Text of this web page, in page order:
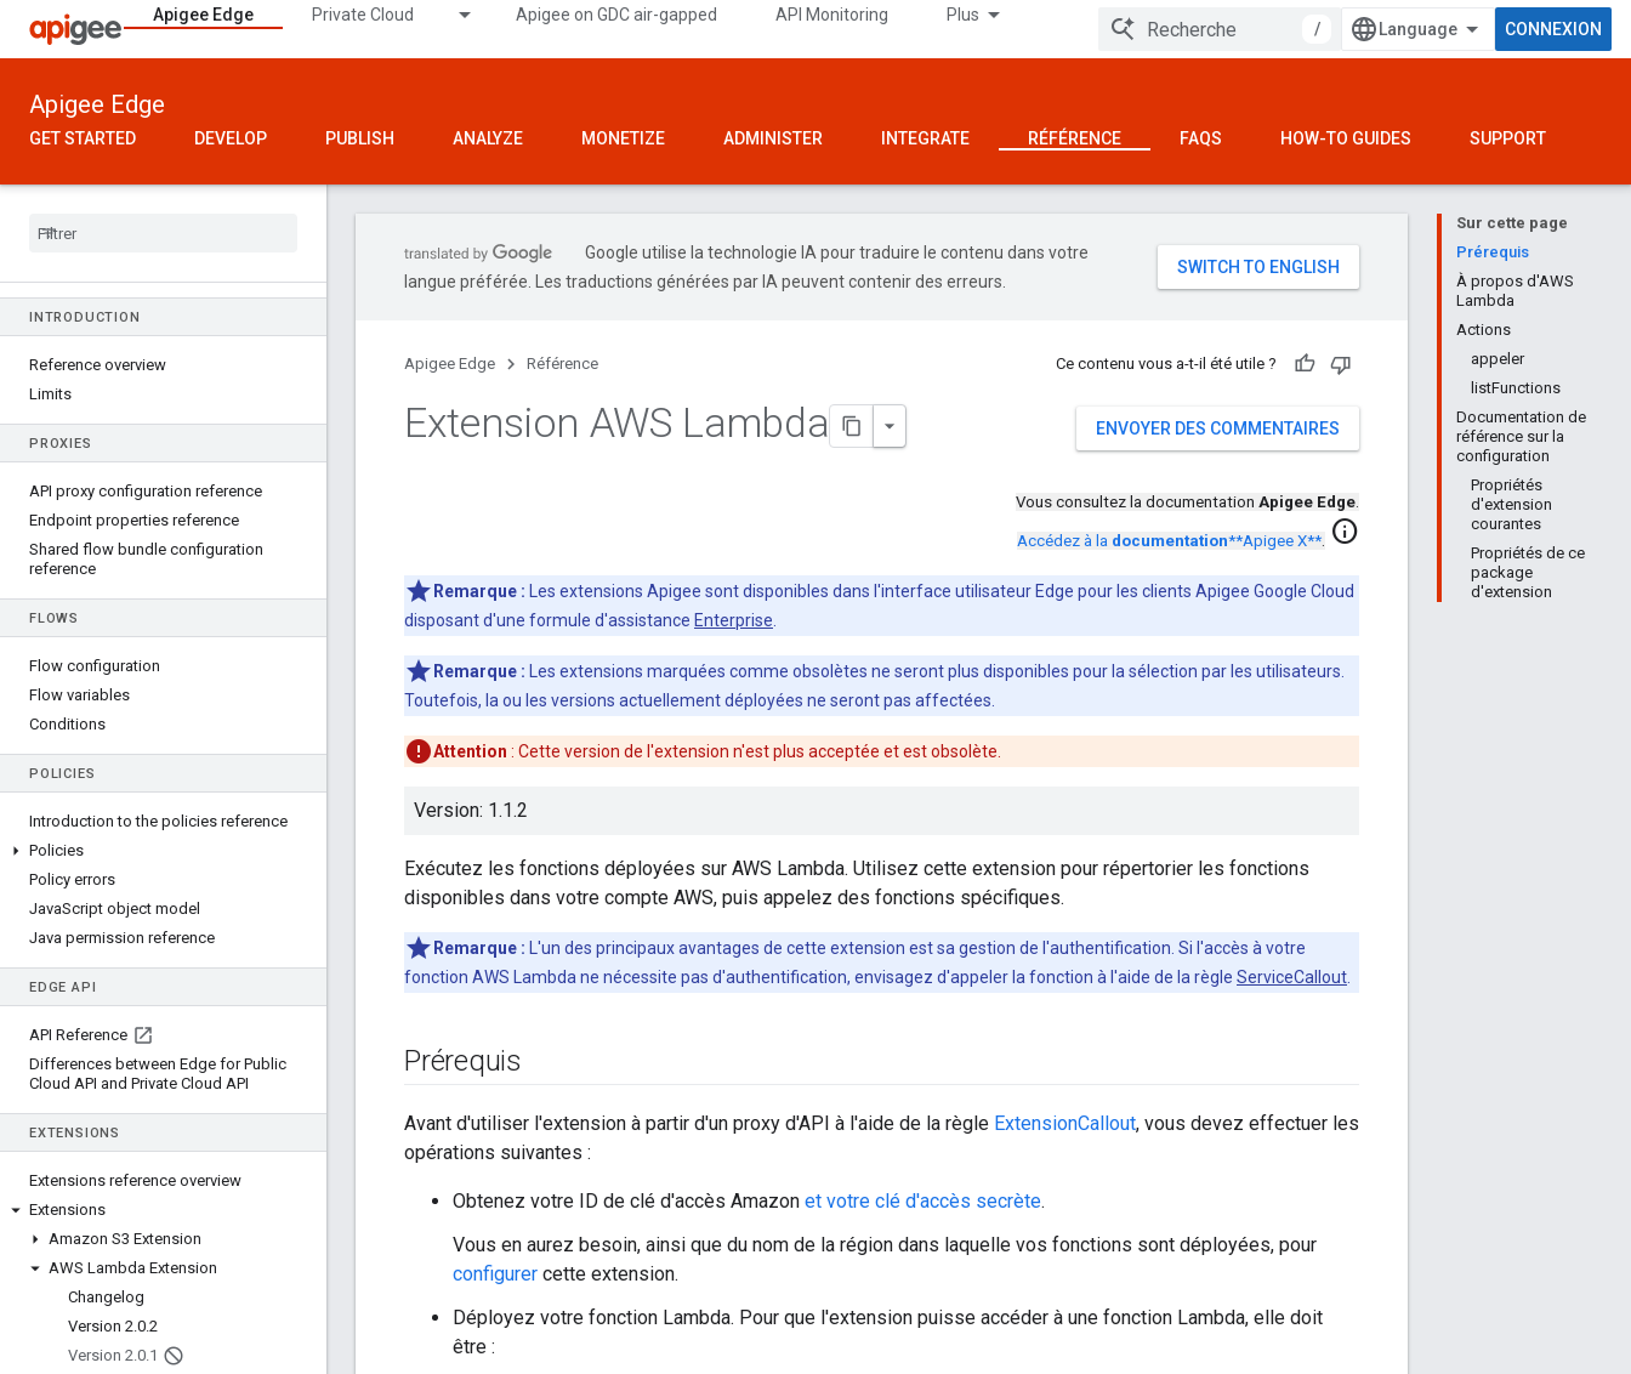
Apigee Edge Private Cloud Apigee on GDC air-gapped API Monitoring Plus
/ CONNEXION
Apigee Edge
GET STARTED DEVELOP PUBLISH ANALYZE MONETIZE ADMINISTER INTEGRATE RÉFÉRENCE FAQS HOW-TO GUIDES SUPPORT
INTRODUCTION
Reference overview
Limits
PROXIES
API proxy configuration reference
Endpoint properties reference
Shared flow bundle configuration
reference
FLOWS
Flow configuration
Flow variables
Conditions
POLICIES
Introduction to the policies reference
Policies
Policy errors
JavaScript object model
Java permission reference
EDGE API
API Reference
Differences between Edge for Public
Cloud API and Private Cloud API
EXTENSIONS
Extensions reference overview
Extensions
Amazon S3 Extension
AWS Lambda Extension
Changelog
Version 2.0.2
Version 2.0.1
Sur cette page
Prérequis
À propos d'AWS
Lambda
Actions
appeler
listFunctions
Documentation de
référence sur la
configuration
Propriétés
d'extension
courantes
Propriétés de ce
package
d'extension
Google utilise la technologie IA pour traduire le contenu dans votre
langue préférée. Les traductions générées par IA peuvent contenir des erreurs.
Apigee Edge Référence Ce contenu vous a-t-il été utile ?
ENVOYER DES COMMENTAIRES
Extension AWS Lambda
Vous consultez la documentation Apigee Edge.
Accédez à la documentation**Apigee X**. info
Remarque : Les extensions Apigee sont disponibles dans l'interface utilisateur Edge pour les clients Apigee Google Cloud
disposant d'une formule d'assistance Enterprise
Remarque : Les extensions marquées comme obsolètes ne seront plus disponibles pour la sélection par les utilisateurs.
Toutefois, la ou les versions actuellement déployées ne seront pas affectées.
Attention : Cette version de l'extension n'est plus acceptée et est obsolète.
Version: 1.1.2
Exécutez les fonctions déployées sur AWS Lambda. Utilisez cette extension pour répertorier les fonctions
disponibles dans votre compte AWS, puis appelez des fonctions spécifiques.
Remarque : L'un des principaux avantages de cette extension est sa gestion de l'authentification. Si l'accès à votre
fonction AWS Lambda ne nécessite pas d'authentification, envisagez d'appeler la fonction à l'aide de la règle ServiceCallout
Prérequis
Avant d'utiliser l'extension à partir d'un proxy d'API à l'aide de la règle ExtensionCallout, vous devez effectuer les
opérations suivantes :
Obtenez votre ID de clé d'accès Amazon et votre clé d'accès secrète.
Vous en aurez besoin, ainsi que du nom de la région dans laquelle vos fonctions sont déployées, pour
configurer cette extension.
Déployez votre fonction Lambda. Pour que l'extension puisse accéder à une fonction Lambda, elle doit
être :